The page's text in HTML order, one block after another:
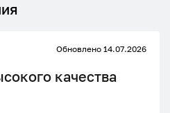
Обновлено 14.07.2026
качества